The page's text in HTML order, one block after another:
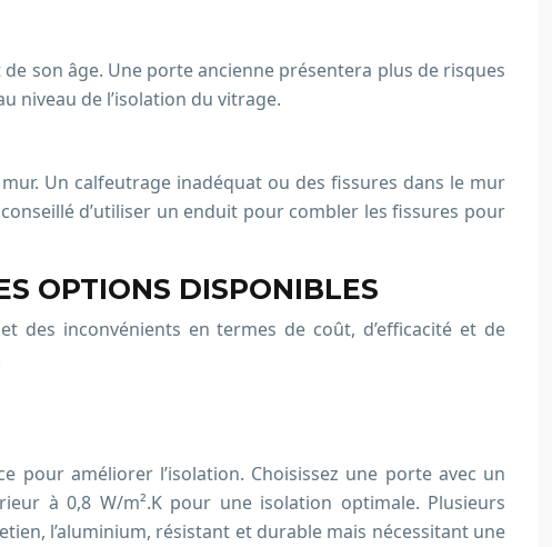
son âge. Une porte ancienne présentera plus de risques
niveau de l’isolation du vitrage.
Un calfeutrage inadéquat ou des fissures dans le mur
d’utiliser un enduit pour combler les fissures pour
OPTIONS DISPONIBLES
des inconvénients en termes de coût, d’efficacité et de
améliorer l’isolation. Choisissez une porte avec un
à 0,8 W/m².K pour une isolation optimale. Plusieurs
l’aluminium, résistant et durable mais nécessitant une